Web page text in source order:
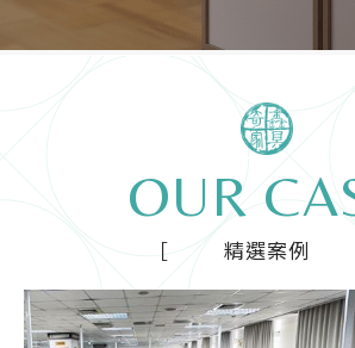
OUR
精選案例
聯絡我們
奇鑫家具All RIGHT
網站設計 IBEST